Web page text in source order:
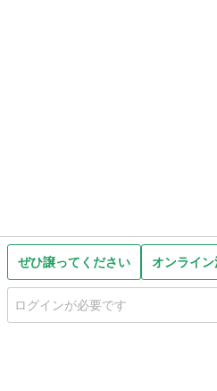
ぜひ譲ってください オンライ